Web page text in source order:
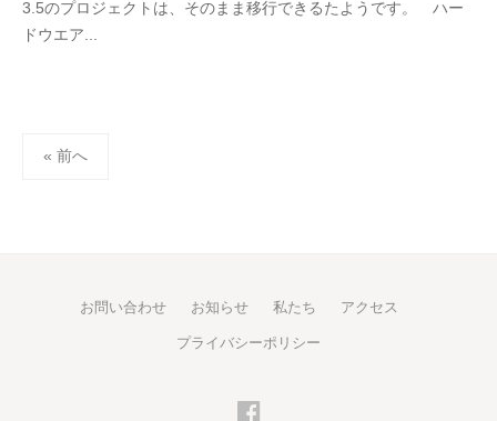
3.5のプロジェクトは、そのまま移行できるたようです。 ハー
ドウエア...
« 前へ
お問い合わせ お知らせ 私たち アクセス
プライバシーポリシー